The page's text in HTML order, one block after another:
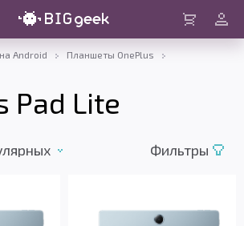
Войти
Android
Планшеты OnePlus
Pad Lite
Фильтры